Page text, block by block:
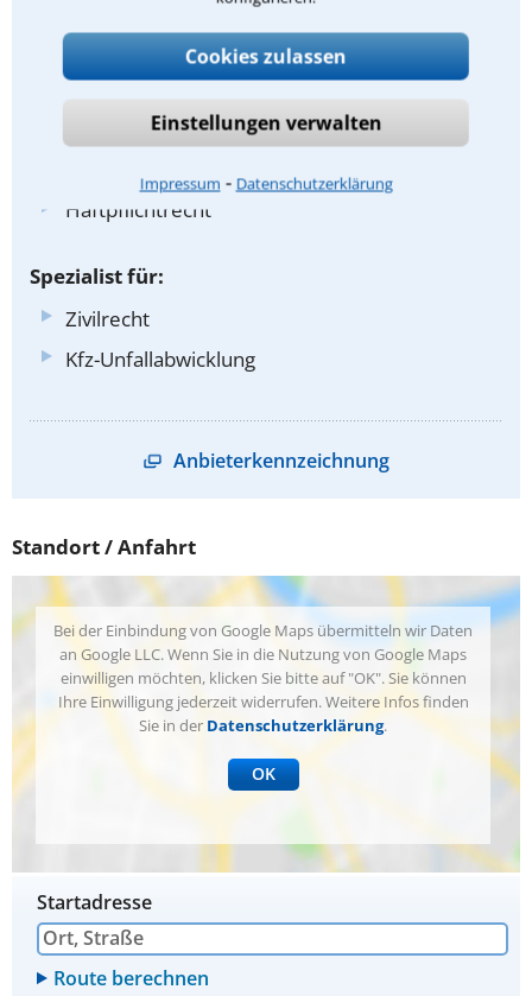
Cookies zulassen
Einstellungen verwalten
Impressum ⁃ Datenschutzerklärung
Verkehrsunfallrecht
Verkehrsrecht
Werkvertragsrecht
Vertragsrecht
Haftpflichtrecht
Spezialist für:
Zivilrecht
Kfz-Unfallabwicklung
Anbieterkennzeichnung
Standort / Anfahrt
Bei der Einbindung von Google Maps übermitteln wir Daten
an Google LLC. Wenn Sie in die Nutzung von Google Maps
einwilligen möchten, klicken Sie bitte auf "OK". Sie können
Ihre Einwilligung jederzeit widerrufen. Weitere Infos finden
Sie in der Datenschutzerklärung.
OK
Startadresse